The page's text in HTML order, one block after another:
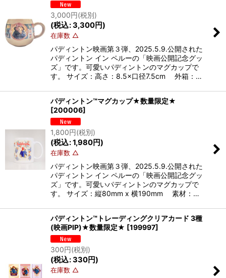
3,000円(税別)
(税込:3,300円)
在庫数 △
パディントン映画第３弾、2025.5.9.公開された
パディントン イン ペルーの「映画公開記念グッ
ズ」です。可愛いパディントンのマグカップで
す。 サイズ：高さ：8.5×口径7.5cm 外箱：…
パディントン™マグカップ★数量限定★
[200006]
1,800円(税別)
(税込:1,980円)
在庫数 △
パディントン映画第３弾、2025.5.9.公開された
パディントン イン ペルーの「映画公開記念グッ
ズ」です。可愛いパディントンのマグカップで
す。 サイズ：縦80mm x 横190mm 素材：…
パディントン™トレーディングクリアカード 3種
(映画PIP)★数量限定★ [199997]
300円(税別)
(税込:330円)
在庫数 △